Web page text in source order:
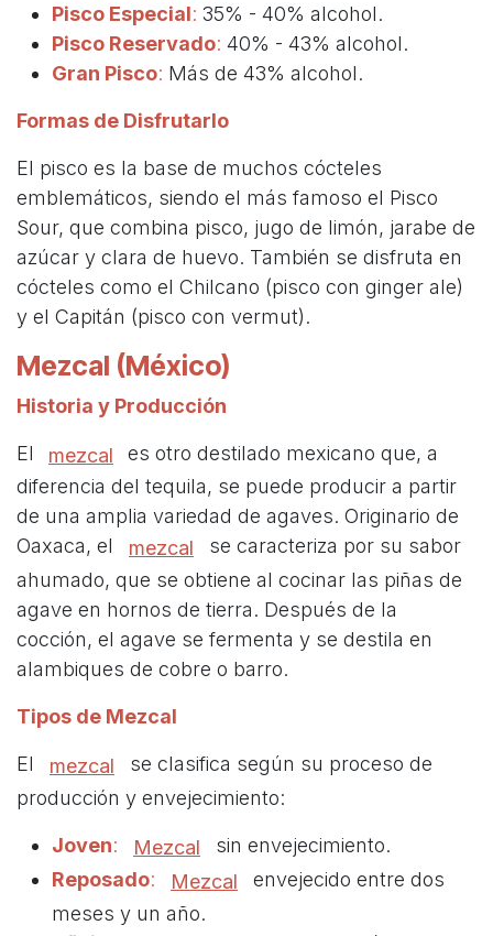
Pisco Especial: 35% - 40% alcohol.
Pisco Reservado: 40% - 43% alcohol.
Gran Pisco: Más de 43% alcohol.
Formas de Disfrutarlo
El pisco es la base de muchos cócteles
emblemáticos, siendo el más famoso el Pisco
Sour, que combina pisco, jugo de limón, jarabe de
azúcar y clara de huevo. También se disfruta en
cócteles como el Chilcano (pisco con ginger ale)
y el Capitán (pisco con vermut).
Mezcal (México)
Historia y Producción
El mezcal
es otro destilado mexicano que, a
diferencia del tequila, se puede producir a partir
de una amplia variedad de agaves. Originario de
Oaxaca, el
mezcal
se caracteriza por su sabor
ahumado, que se obtiene al cocinar las piñas de
agave en hornos de tierra. Después de la
cocción, el agave se fermenta y se destila en
alambiques de cobre o barro.
Tipos de Mezcal
El mezcal
se clasifica según su proceso de
producción y envejecimiento:
Joven: Mezcal
sin envejecimiento.
Reposado: Mezcal
envejecido entre dos
meses y un año.